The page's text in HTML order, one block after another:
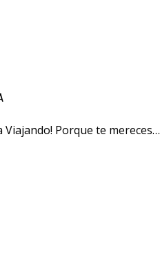
Viajando! Porque te mereces…